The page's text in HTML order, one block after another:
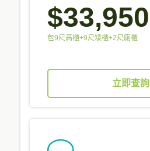
$33,950
包9尺高櫃+9尺矮櫃+2尺廁櫃
立即查詢